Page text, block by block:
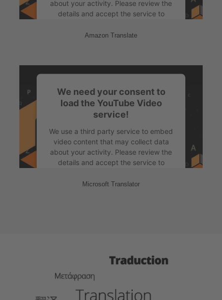
about your activity. Please review the
details and accept the service to
powered by Usercentrics Consent
Management Platform&
Amazon Translate
We need your consent to
load the YouTube Video
service!
We use a third party service to embed
video content that may collect data
about your activity. Please review the
details and accept the service to
Management Platform&eRecht24
Microsoft Translator